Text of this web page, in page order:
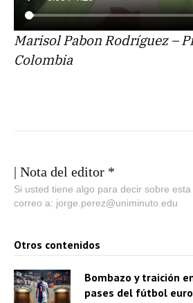
Marisol Pabon Rodríguez –
Colombia
| Nota del editor *
Si usted tiene algo para decir sobre
correo a: jorge.perez@uniminuto.edu
Otros contenidos
Bombazo y traición
pases del fútbol